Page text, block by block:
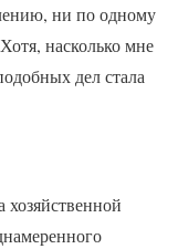
ни по одному
насколько мне
дел стала
хозяйственной